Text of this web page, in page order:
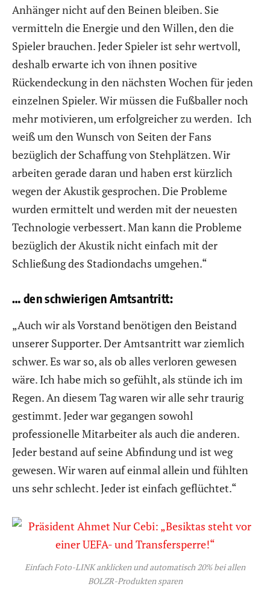
Anhänger nicht auf den Beinen bleiben. Sie
vermitteln die Energie und den Willen, den die
Spieler brauchen. Jeder Spieler ist sehr wertvoll,
deshalb erwarte ich von ihnen positive
Rückendeckung in den nächsten Wochen für jeden
einzelnen Spieler. Wir müssen die Fußballer noch
mehr motivieren, um erfolgreicher zu werden. Ich
weiß um den Wunsch von Seiten der Fans
bezüglich der Schaffung von Stehplätzen. Wir
arbeiten gerade daran und haben erst kürzlich
wegen der Akustik gesprochen. Die Probleme
wurden ermittelt und werden mit der neuesten
Technologie verbessert. Man kann die Probleme
bezüglich der Akustik nicht einfach mit der
Schließung des Stadiondachs umgehen.“
… den schwierigen Amtsantritt:
„Auch wir als Vorstand benötigen den Beistand
unserer Supporter. Der Amtsantritt war ziemlich
schwer. Es war so, als ob alles verloren gewesen
wäre. Ich habe mich so gefühlt, als stünde ich im
Regen. An diesem Tag waren wir alle sehr traurig
gestimmt. Jeder war gegangen sowohl
professionelle Mitarbeiter als auch die anderen.
Jeder bestand auf seine Abfindung und ist weg
gewesen. Wir waren auf einmal allein und fühlten
uns sehr schlecht. Jeder ist einfach geflüchtet.“
Einfach Foto-LINK anklicken und automatisch 20% bei allen
BOLZR-Produkten sparen